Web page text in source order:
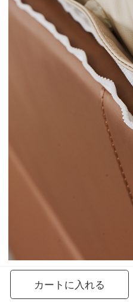
カートに入れる